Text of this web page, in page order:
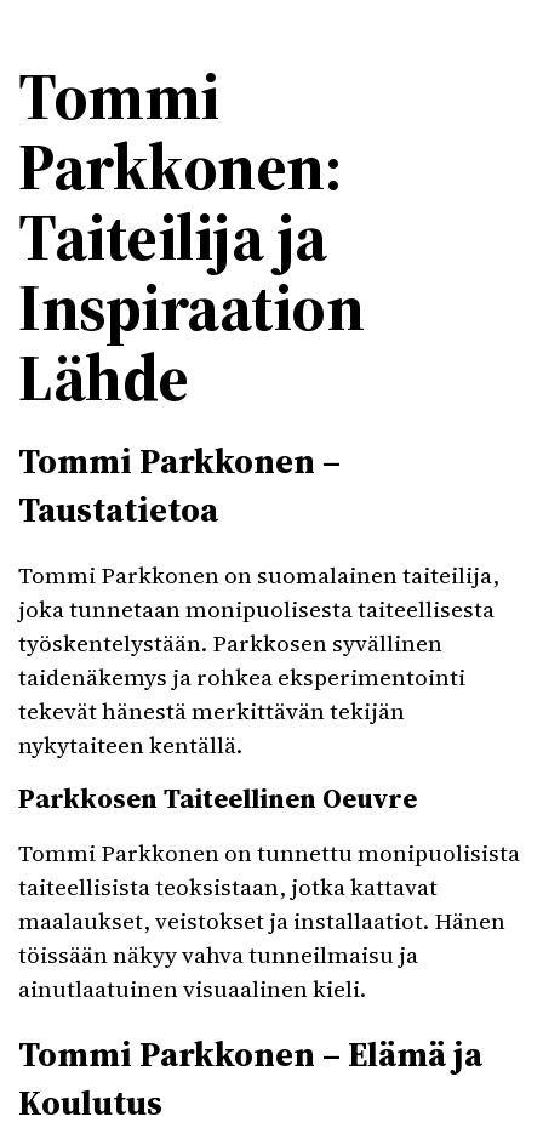
Tommi
Parkkonen:
Taiteilija ja
Inspiraation
Lähde
Tommi Parkkonen –
Taustatietoa
Tommi Parkkonen on suomalainen taiteilija,
joka tunnetaan monipuolisesta taiteellisesta
työskentelystään. Parkkosen syvällinen
taidenäkemys ja rohkea eksperimentointi
tekevät hänestä merkittävän tekijän
nykytaiteen kentällä.
Parkkosen Taiteellinen Oeuvre
Tommi Parkkonen on tunnettu monipuolisista
taiteellisista teoksistaan, jotka kattavat
maalaukset, veistokset ja installaatiot. Hänen
töissään näkyy vahva tunneilmaisu ja
ainutlaatuinen visuaalinen kieli.
Tommi Parkkonen – Elämä ja
Koulutus